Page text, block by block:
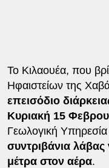
Το Κιλαουέα, που
Ηφαιστείων της
επεισόδιο
Κυριακή 15
Γεωλογική
συντριβάνια λάβας
μέτρα στον αέρα.